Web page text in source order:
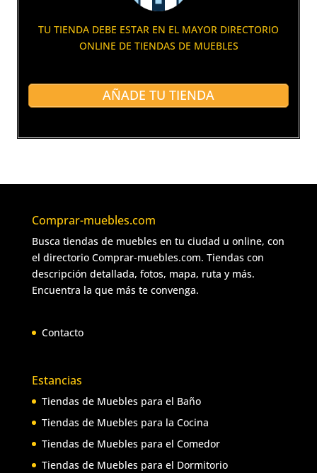
TU TIENDA DEBE ESTAR EN EL MAYOR DIRECTORIO
ONLINE DE TIENDAS DE MUEBLES
AÑADE TU TIENDA
Comprar-muebles.com
Busca tiendas de muebles en tu ciudad u online, con
el directorio Comprar-muebles.com. Tiendas con
descripción detallada, fotos, mapa, ruta y más.
Encuentra la que más te convenga.
Contacto
Estancias
Tiendas de Muebles para el Baño
Tiendas de Muebles para la Cocina
Tiendas de Muebles para el Comedor
Tiendas de Muebles para el Dormitorio